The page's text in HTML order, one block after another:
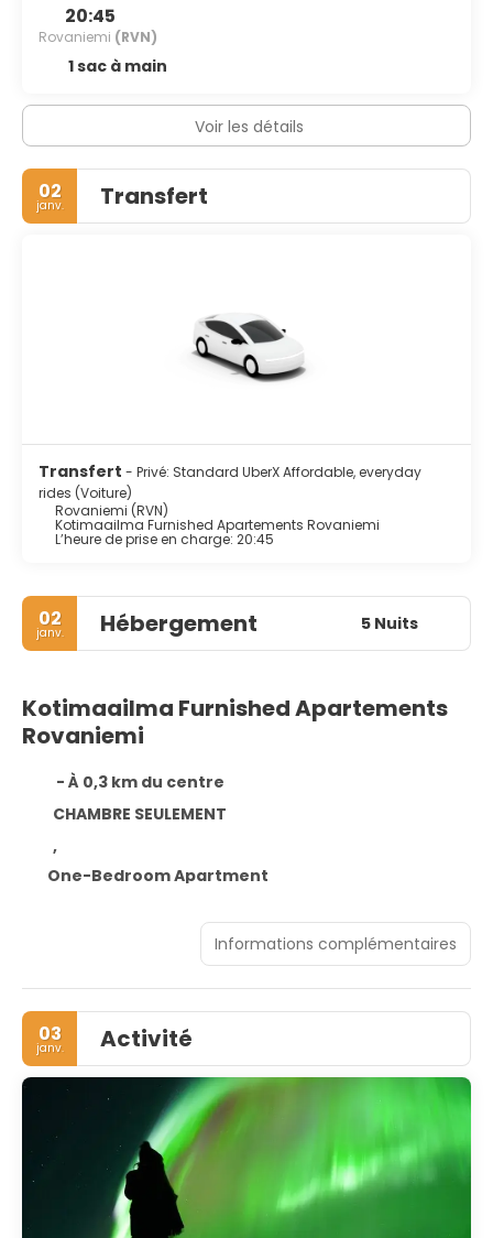
20:45
Rovaniemi (RVN)
1 sac à main
Voir les détails
02
janv. Transfert
Transfert - Privé: Standard UberX Affordable, everyday
rides (Voiture)
Rovaniemi (RVN)
Kotimaailma Furnished Apartements Rovaniemi
L’heure de prise en charge: 20:45
02
janv. Hébergement 5 Nuits
Kotimaailma Furnished Apartements
Rovaniemi
- À 0,3 km du centre
CHAMBRE SEULEMENT
,
One-Bedroom Apartment
Informations complémentaires
03
janv. Activité